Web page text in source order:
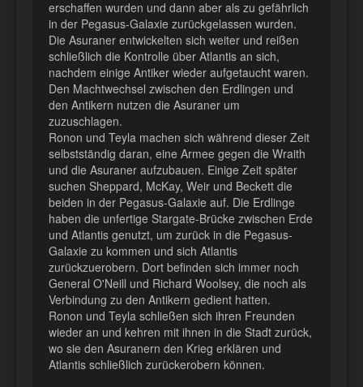
erschaffen wurden und dann aber als zu gefährlich
in der Pegasus-Galaxie zurückgelassen wurden.
Die Asuraner entwickelten sich weiter und reißen
schließlich die Kontrolle über Atlantis an sich,
nachdem einige Antiker wieder aufgetaucht waren.
Den Machtwechsel zwischen den Erdlingen und
den Antikern nutzen die Asuraner um
zuzuschlagen.
Ronon und Teyla machen sich während dieser Zeit
selbstständig daran, eine Armee gegen die Wraith
und die Asuraner aufzubauen. Einige Zeit später
suchen Sheppard, McKay, Weir und Beckett die
beiden in der Pegasus-Galaxie auf. Die Erdlinge
haben die unfertige Stargate-Brücke zwischen Erde
und Atlantis genutzt, um zurück in die Pegasus-
Galaxie zu kommen und sich Atlantis
zurückzuerobern. Dort befinden sich immer noch
General O'Neill und Richard Woolsey, die noch als
Verbindung zu den Antikern gedient hatten.
Ronon und Teyla schließen sich ihren Freunden
wieder an und kehren mit ihnen in die Stadt zurück,
wo sie den Asuranern den Krieg erklären und
Atlantis schließlich zurückerobern können.